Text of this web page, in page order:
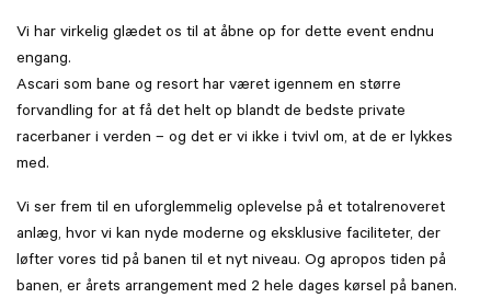
Vi har virkelig glædet os til at åbne op for dette event endnu
engang.
Ascari som bane og resort har været igennem en større
forvandling for at få det helt op blandt de bedste private
racerbaner i verden – og det er vi ikke i tvivl om, at de er lykkes
med.
Vi ser frem til en uforglemmelig oplevelse på et totalrenoveret
anlæg, hvor vi kan nyde moderne og eksklusive faciliteter, der
løfter vores tid på banen til et nyt niveau. Og apropos tiden på
banen, er årets arrangement med 2 hele dages kørsel på banen.